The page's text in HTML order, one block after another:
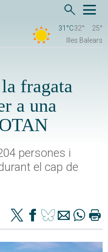
31°C32°
25°
Illes Balears
fragata
a una
persones i
el cap de